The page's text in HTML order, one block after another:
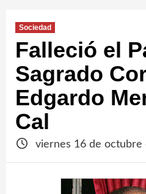
Sociedad
Falleció el
Sagrado
Edgardo
Cal
viernes 16 de octubre